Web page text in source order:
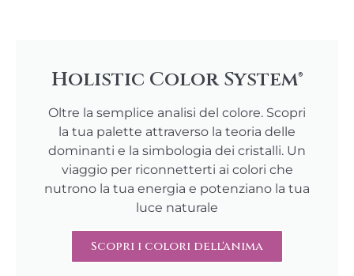
Holistic Color System®
Oltre la semplice analisi del colore. Scopri
la tua palette attraverso la teoria delle
dominanti e la simbologia dei cristalli. Un
viaggio per riconnetterti ai colori che
nutrono la tua energia e potenziano la tua
luce naturale
Scopri i colori dell'anima